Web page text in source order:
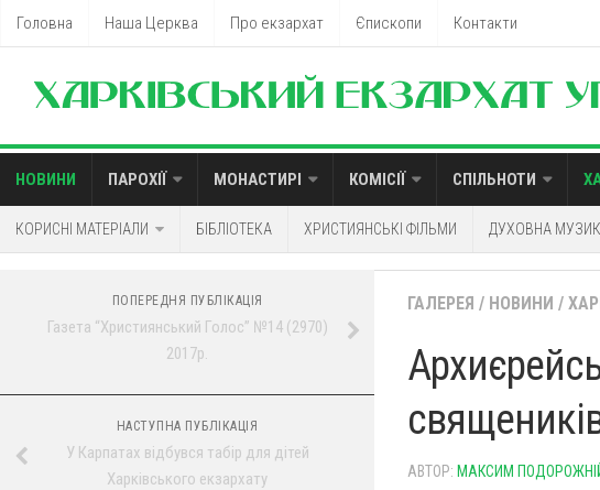
Головна Наша Церква Про екзархат Єпископи Контакти
НОВИНИ ПАРОХІЇ МОНАСТИРІ КОМІСІЇ СПІЛЬНОТИ
КОРИСНІ МАТЕРІАЛИ БІБЛІОТЕКА ХРИСТИЯНСЬКІ ФІЛЬМИ ДУХОВНА
ГАЛЕРЕЯ / НОВИНИ /
АВТОР: МАКСИМ
ПОПЕРЕДНЯ ПУБЛІКАЦІЯ
Газета “Християнський Голос” №14 (2970)
2017р.
НАСТУПНА ПУБЛІКАЦІЯ
У Карпатах відбувся табір для дітей
Харківського екзархату